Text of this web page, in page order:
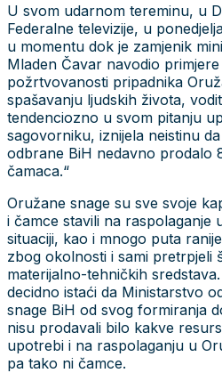
U svom udarnom tereminu, u
Federalne televizije, u
u momentu dok je zamjenik
Mladen Čavar navodio
požrtvovanosti pripadnika
spašavanju ljudskih života,
tendenciozno u svom pitanju
sagovorniku, iznijela neistinu
odbrane BiH nedavno prodalo
čamaca.“
Oružane snage su sve svoje
i čamce stavili na raspolaganje
situaciji, kao i mnogo puta
zbog okolnosti i sami pretrpjeli
materijalno-tehničkih
decidno istaći da Ministarstvo
snage BiH od svog formiranja
nisu prodavali bilo kakve
upotrebi i na raspolaganju u
pa tako ni čamce.